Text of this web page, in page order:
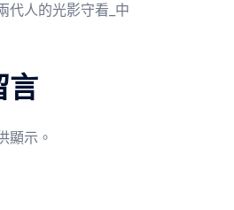
人的光影守看_中
言
顯示。